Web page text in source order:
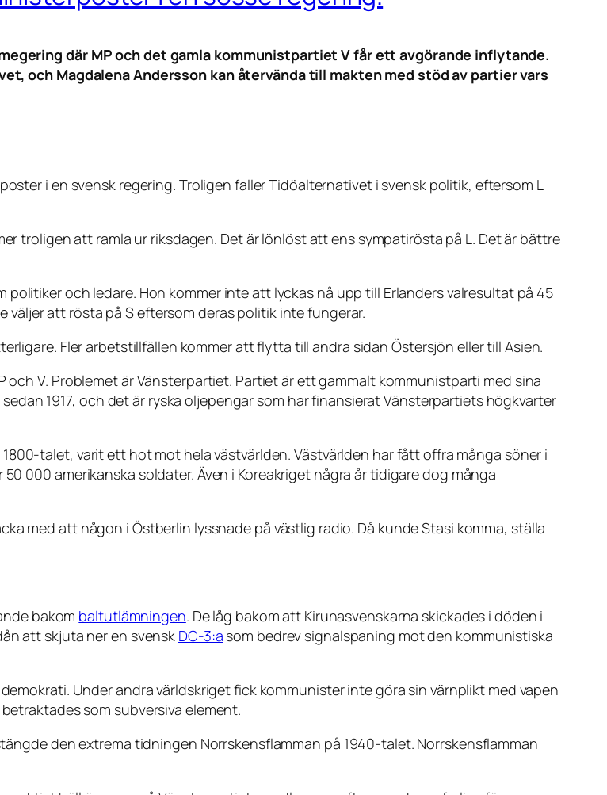
där MP och det gamla kommunistpartiet V får ett avgörande inflytande.
och Magdalena Andersson kan återvända till makten med stöd av partier vars
i en svensk regering. Troligen faller Tidöalternativet i svensk politik, eftersom L
troligen att ramla ur riksdagen. Det är lönlöst att ens sympatirösta på L. Det är bättre
och ledare. Hon kommer inte att lyckas nå upp till Erlanders valresultat på 45
att rösta på S eftersom deras politik inte fungerar.
Fler arbetstillfällen kommer att flytta till andra sidan Östersjön eller till Asien.
V. Problemet är Vänsterpartiet. Partiet är ett gammalt kommunistparti med sina
1917, och det är ryska oljepengar som har finansierat Vänsterpartiets högkvarter
talet, varit ett hot mot hela västvärlden. Västvärlden har fått offra många söner i
000 amerikanska soldater. Även i Koreakriget några år tidigare dog många
med att någon i Östberlin lyssnade på västlig radio. Då kunde Stasi komma, ställa
bakom baltutlämningen. De låg bakom att Kirunasvenskarna skickades i döden i
att skjuta ner en svensk DC-3:a som bedrev signalspaning mot den kommunistiska
Under andra världskriget fick kommunister inte göra sin värnplikt med vapen
som subversiva element.
den extrema tidningen Norrskensflamman på 1940-talet. Norrskensflamman